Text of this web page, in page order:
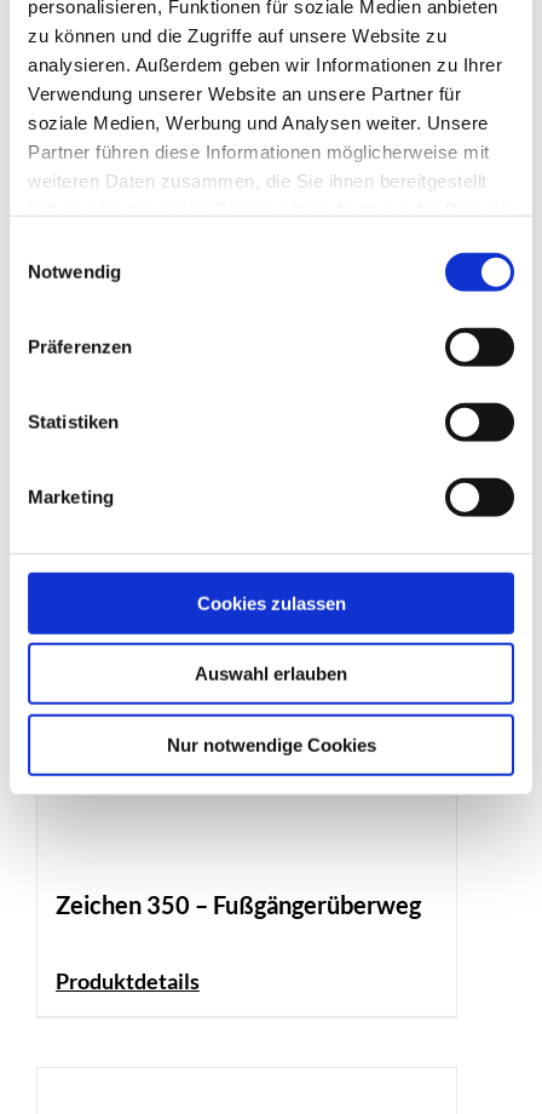
personalisieren, Funktionen für soziale Medien anbieten
zu können und die Zugriffe auf unsere Website zu
analysieren. Außerdem geben wir Informationen zu Ihrer
Verwendung unserer Website an unsere Partner für
soziale Medien, Werbung und Analysen weiter. Unsere
Partner führen diese Informationen möglicherweise mit
weiteren Daten zusammen, die Sie ihnen bereitgestellt
Notwendig
Präferenzen
Statistiken
Marketing
Cookies zulassen
Auswahl erlauben
Nur notwendige Cookies
Zeichen 12 – Gegenverkehr
Produktdetails
Zeichen 350 – Fußgängerüberweg
Produktdetails